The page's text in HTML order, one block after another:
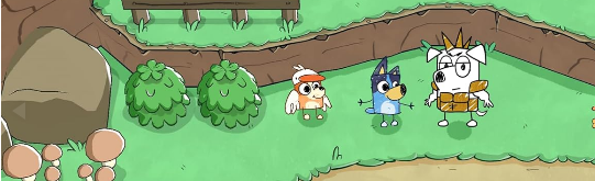
descubriendo tesoros ocultos.
Momentos de la historia con animación completa. Las expresivas escenas
mundo y las aventuras de Bluey.
Una experiencia para toda la familia. Los controles sencillos de aprender
divertida de ver, compartir y jugar por turnos.